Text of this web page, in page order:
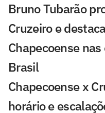
Bruno Tubarão
Cruzeiro e
Chapecoense
Brasil
Chapecoense x
horário e